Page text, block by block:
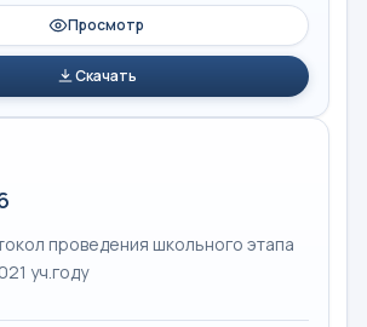
Просмотр
Скачать
проведения школьного этапа
уч.году